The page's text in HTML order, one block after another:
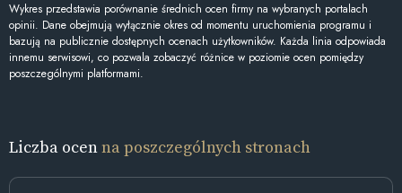
Wykres przedstawia porównanie średnich ocen firmy na wybranych portalach
opinii. Dane obejmują wyłącznie okres od momentu uruchomienia programu i
bazują na publicznie dostępnych ocenach użytkowników. Każda linia odpowiada
innemu serwisowi, co pozwala zobaczyć różnice w poziomie ocen pomiędzy
poszczególnymi platformami.
Liczba ocenna poszczególnych stronach